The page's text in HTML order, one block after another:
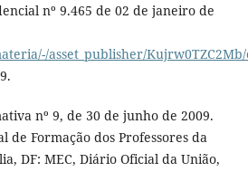
nº 9.465 de 02 de janeiro de
asset_publisher/
nº 9, de 30 de junho de 2009.
de Formação dos Professores da
DF: MEC, Diário Oficial da União,